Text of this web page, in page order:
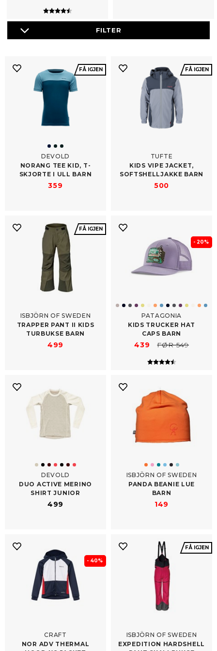
Karakter:
4.9 av 5 mulige
FÅ IGJEN
DEVOLD
NORANG TEE KID, T-​
SKJORTE I ULL BARN
359
FÅ IGJEN
TUFTE
KIDS VIPE JACKET,
SOFTSHELLJAKKE BARN
500
FÅ IGJEN
ISBJÖRN OF SWEDEN
TRAPPER PANT II KIDS
TURBUKSE BARN
499
- 20%
PATAGONIA
KIDS TRUCKER HAT
CAPS BARN
439 FØR 549
Karakter:
4.9 av 5
DEVOLD
DUO ACTIVE MERINO
SHIRT JUNIOR
499
ISBJÖRN OF SWEDEN
PANDA BEANIE LUE
BARN
149
- 40%
CRAFT
NOR ADV THERMAL
FÅ IGJEN
ISBJÖRN OF SWEDEN
EXPEDITION HARDSHELL